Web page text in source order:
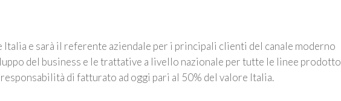
e sarà il referente aziendale per i principali clienti del canale moderno
del business e le trattative a livello nazionale per tutte le linee prodotto
di fatturato ad oggi pari al 50% del valore Italia.